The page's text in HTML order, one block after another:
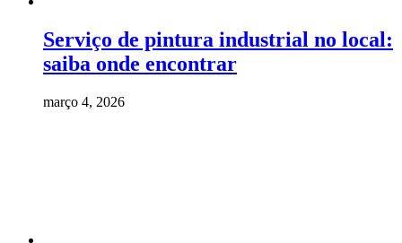
Serviço de pintura industrial no local:
saiba onde encontrar
março 4, 2026